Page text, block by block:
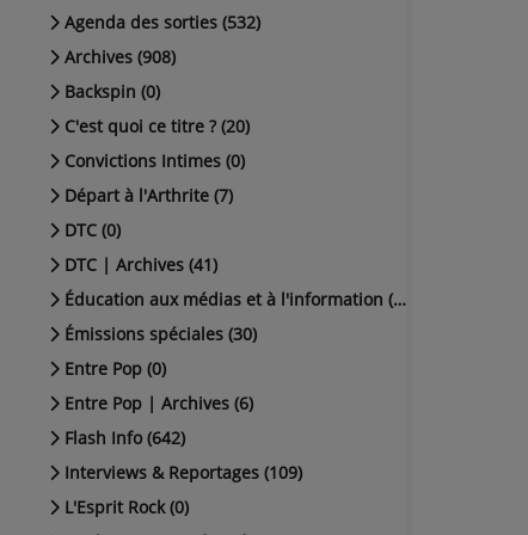
Agenda des sorties (532)
Archives (908)
Backspin (0)
C'est quoi ce titre ? (20)
Convictions Intimes (0)
Départ à l'Arthrite (7)
DTC (0)
DTC | Archives (41)
Éducation aux médias et à l'information (38)
Émissions spéciales (30)
Entre Pop (0)
Entre Pop | Archives (6)
Flash Info (642)
Interviews & Reportages (109)
L'Esprit Rock (0)